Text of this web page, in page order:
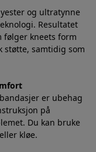
og ultratynne
Resultatet
følger kneets form
støtte, samtidig som
er ubehag
på
Du kan bruke
kløe.